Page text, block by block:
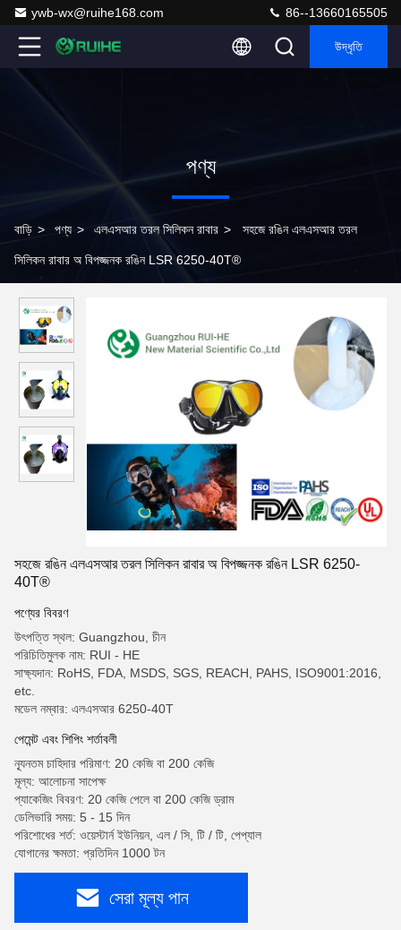
ywb-wx@ruihe168.com 86--13660165505
উদ্ধৃতি
পণ্য
বাড়ি > পণ্য > এলএসআর তরল সিলিকন রাবার > সহজে রঙিন এলএসআর তরল
সিলিকন রাবার অ বিপজ্জনক রঙিন LSR 6250-40T®
সহজে রঙিন এলএসআর তরল সিলিকন রাবার অ বিপজ্জনক রঙিন LSR 6250-
40T®
পণ্যের বিবরণ
উৎপত্তি স্থল: Guangzhou, চীন
পরিচিতিমুলক নাম: RUI - HE
সাক্ষ্যদান: RoHS, FDA, MSDS, SGS, REACH, PAHS, ISO9001:2016,
etc.
মডেল নম্বার: এলএসআর 6250-40T
পেমেন্ট এবং শিপিং শর্তাবলী
ন্যূনতম চাহিদার পরিমাণ: 20 কেজি বা 200 কেজি
মূল্য: আলোচনা সাপেক্ষ
প্যাকেজিং বিবরণ: 20 কেজি পেলে বা 200 কেজি ড্রাম
ডেলিভারি সময়: 5 - 15 দিন
পরিশোধের শর্ত: ওয়েস্টার্ন ইউনিয়ন, এল / সি, টি / টি, পেপ্যাল
যোগানের ক্ষমতা: প্রতিদিন 1000 টন
সেরা মূল্য পান